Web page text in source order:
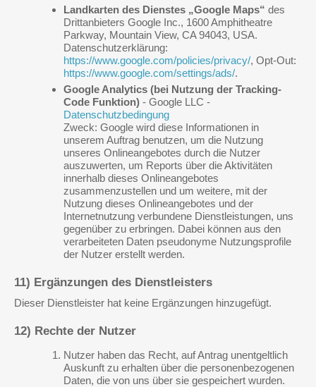
Landkarten des Dienstes „Google Maps“ des
Drittanbieters Google Inc., 1600 Amphitheatre
Parkway, Mountain View, CA 94043, USA.
Datenschutzerklärung:
https://www.google.com/policies/privacy/, Opt-Out:
https://www.google.com/settings/ads/.
Google Analytics (bei Nutzung der Tracking-
Code Funktion) - Google LLC -
Datenschutzbedingung
Zweck: Google wird diese Informationen in
unserem Auftrag benutzen, um die Nutzung
unseres Onlineangebotes durch die Nutzer
auszuwerten, um Reports über die Aktivitäten
innerhalb dieses Onlineangebotes
zusammenzustellen und um weitere, mit der
Nutzung dieses Onlineangebotes und der
Internetnutzung verbundene Dienstleistungen, uns
gegenüber zu erbringen. Dabei können aus den
verarbeiteten Daten pseudonyme Nutzungsprofile
der Nutzer erstellt werden.
11) Ergänzungen des Dienstleisters
Dieser Dienstleister hat keine Ergänzungen hinzugefügt.
12) Rechte der Nutzer
Nutzer haben das Recht, auf Antrag unentgeltlich
Auskunft zu erhalten über die personenbezogenen
Daten, die von uns über sie gespeichert wurden.